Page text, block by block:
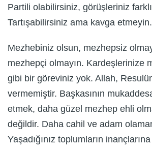
Partili olabilirsiniz, görüşleriniz
Tartışabilirsiniz ama kavga etmeyin.
Mezhebiniz olsun, mezhepsiz
mezhepçi olmayın. Kardeşlerinize
gibi bir göreviniz yok. Allah,
vermemiştir. Başkasının
etmek, daha güzel mezhep ehli
değildir. Daha cahil ve adam
Yaşadığınız toplumların